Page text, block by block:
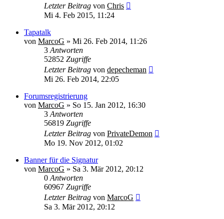
Letzter Beitrag von Chris
Mi 4. Feb 2015, 11:24
Tapatalk
von MarcoG » Mi 26. Feb 2014, 11:26
3 Antworten
52852 Zugriffe
Letzter Beitrag von depecheman
Mi 26. Feb 2014, 22:05
Forumsregistrierung
von MarcoG » So 15. Jan 2012, 16:30
3 Antworten
56819 Zugriffe
Letzter Beitrag von PrivateDemon
Mo 19. Nov 2012, 01:02
Banner für die Signatur
von MarcoG » Sa 3. Mär 2012, 20:12
0 Antworten
60967 Zugriffe
Letzter Beitrag von MarcoG
Sa 3. Mär 2012, 20:12